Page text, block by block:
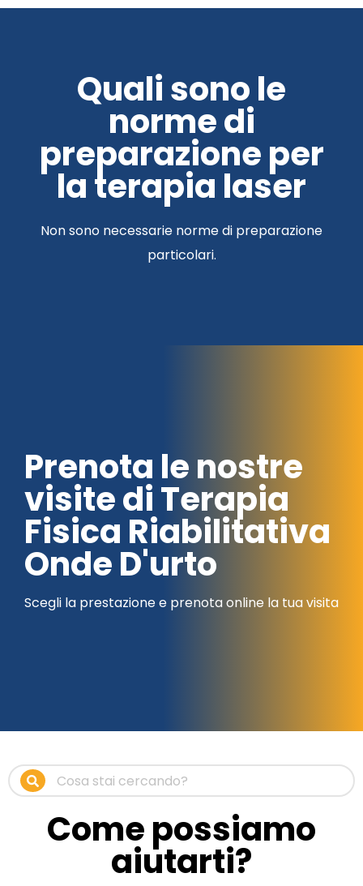
Quali sono le
norme di
preparazione per
la terapia laser
Non sono necessarie norme di preparazione
particolari.
Prenota le nostre
visite di Terapia
Fisica Riabilitativa
Onde D'urto
Scegli la prestazione e prenota online la tua visita
Come possiamo
aiutarti?